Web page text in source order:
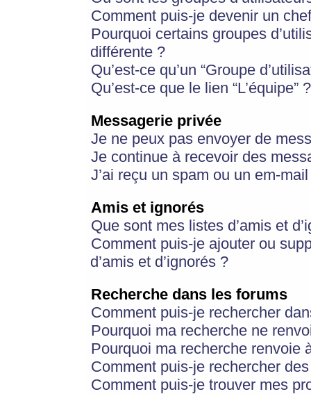
Comment puis-je devenir un
Pourquoi certains groupes
différente ?
Qu’est-ce qu’un “Groupe
Qu’est-ce que le lien “L’équipe” ?
Messagerie privée
Je ne peux pas envoyer de
Je continue à recevoir des
J’ai reçu un spam ou un em-
Amis et ignorés
Que sont mes listes d’amis et
Comment puis-je ajouter ou
d’amis et d’ignorés ?
Recherche dans les forums
Comment puis-je rechercher
Pourquoi ma recherche ne
Pourquoi ma recherche renvoie
Comment puis-je rechercher
Comment puis-je trouver mes